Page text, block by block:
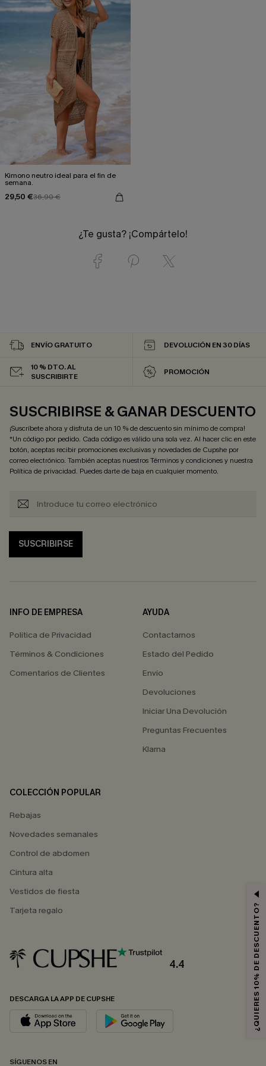
Kimono neutro ideal para el fin de
semana.
29,50 €36,90 €
¿Te gusta? ¡Compártelo!
ENVÍO GRATUITO DEVOLUCIÓN EN 30 DÍAS
10 % DTO. AL
SUSCRIBIRTE
PROMOCIÓN
SUSCRIBIRSE & GANAR DESCUENTO
¡Suscríbete ahora y disfruta de un 10 % de descuento sin mínimo de compra!
*Un código por pedido. Cada código es válido una sola vez. Al hacer clic en este
botón, aceptas recibir promociones exclusivas y novedades de Cupshe por
correo electrónico. También aceptas nuestrosTérminos y condicionesy nuestra
Política de privacidad. Puedes darte de baja en cualquier momento.
SUSCRIBIRSE
INFO DE EMPRESA
Política de Privacidad
Términos & Condiciones
Comentarios de Clientes
AYUDA
Contactarnos
Estado del Pedido
Envío
Devoluciones
Iniciar Una Devolución
Preguntas Frecuentes
Klarna
COLECCIÓN POPULAR
Rebajas
Novedades semanales
Control de abdomen
Cintura alta
Vestidos de fiesta
Tarjeta regalo
4.4
DESCARGA LA APP DE CUPSHE
SÍGUENOS EN
¿QUIERES 10% DE DESCUENTO?